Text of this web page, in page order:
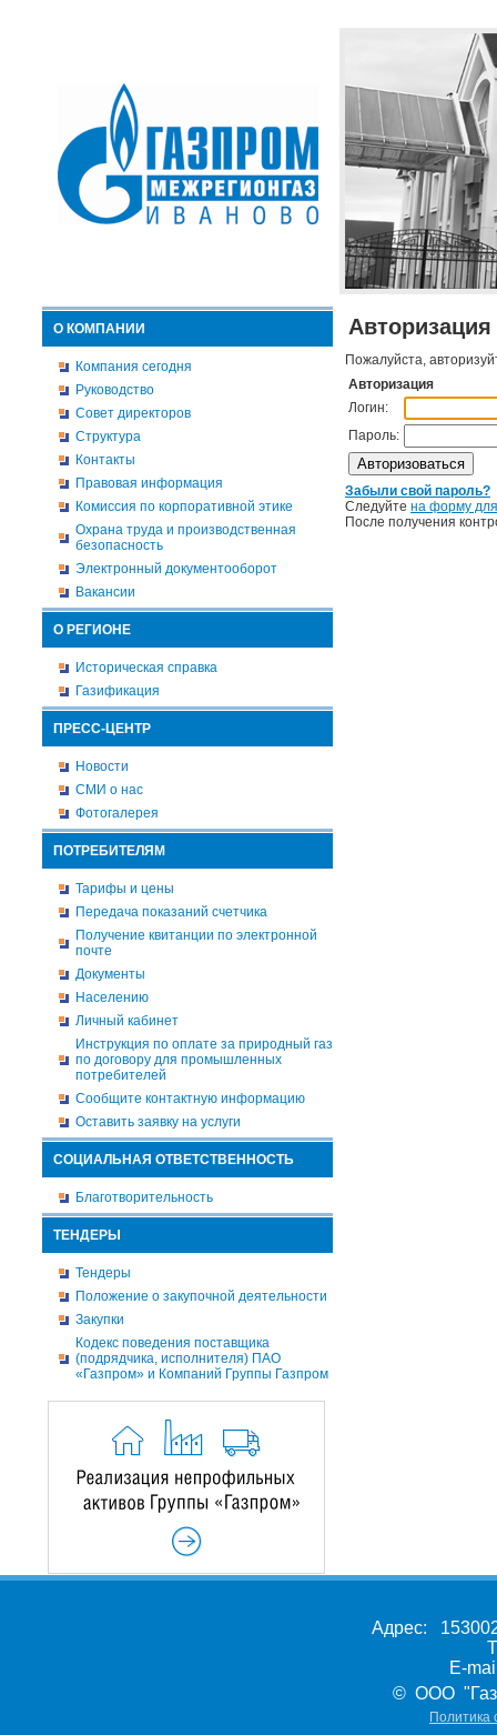
О КОМПАНИИ
Компания сегодня
Руководство
Совет директоров
Структура
Контакты
Правовая информация
Комиссия по корпоративной этике
Охрана труда и производственная
безопасность
Электронный документооборот
Вакансии
О РЕГИОНЕ
Историческая справка
Газификация
ПРЕСС-ЦЕНТР
Новости
СМИ о нас
Фотогалерея
ПОТРЕБИТЕЛЯМ
Тарифы и цены
Передача показаний счетчика
Получение квитанции по электронной
почте
Документы
Населению
Личный кабинет
Инструкция по оплате за природный газ
по договору для промышленных
потребителей
Сообщите контактную информацию
Оставить заявку на услуги
СОЦИАЛЬНАЯ ОТВЕТСТВЕННОСТЬ
Благотворительность
ТЕНДЕРЫ
Тендеры
Положение о закупочной деятельности
Закупки
Кодекс поведения поставщика
(подрядчика, исполнителя) ПАО
«Газпром» и Компаний Группы Газпром
Авторизация
Пожалуйста,
Авторизация
Логин:
Пароль:
Забыли свой пароль?
Следуйте на форму
После получения
Адрес:
E-
© ООО
Политика